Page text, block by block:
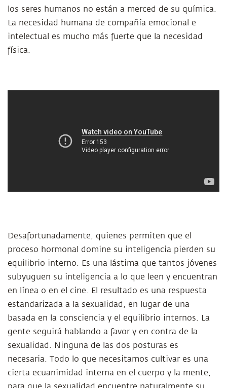
los seres humanos no están a merced de su química.
La necesidad humana de compañía emocional e
intelectual es mucho más fuerte que la necesidad
física.
Desafortunadamente, quienes permiten que el
proceso hormonal domine su inteligencia pierden su
equilibrio interno. Es una lástima que tantos jóvenes
subyuguen su inteligencia a lo que leen y encuentran
en línea o en el cine. El resultado es una respuesta
estandarizada a la sexualidad, en lugar de una
basada en la consciencia y el equilibrio internos. La
gente seguirá hablando a favor y en contra de la
sexualidad. Ninguna de las dos posturas es
necesaria. Todo lo que necesitamos cultivar es una
cierta ecuanimidad interna en el cuerpo y la mente,